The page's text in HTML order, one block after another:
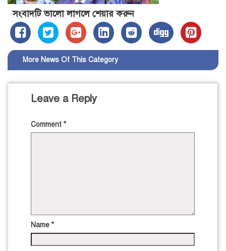
সংবাদটি ভালো লাগলে শেয়ার করুন
More News Of This Category
Leave a Reply
Comment *
Name *